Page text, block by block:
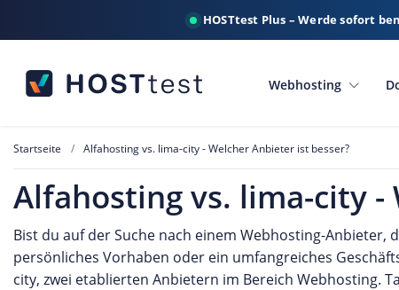
HOSTtest Plus – Werde sofort
Webhosting
Startseite Alfahosting vs. lima-city - Welcher Anbieter ist besser?
Alfahosting vs. lima-city -
Bist du auf der Suche nach einem Webhosting-Anbieter,
persönliches Vorhaben oder ein umfangreiches
city, zwei etablierten Anbietern im Bereich Webhosting.